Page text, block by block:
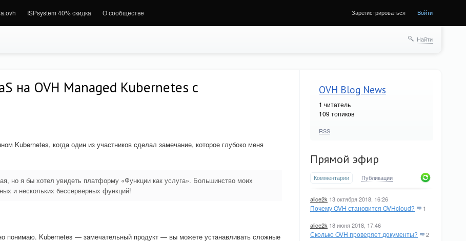
ISPsystem 40% скидка О сообществе Зарегистрироваться Войти
Найти
OVH Blog News
1 читатель
109 топиков
RSS
Прямой эфир
Комментарии Публикации
alice2k 13 октября 2018, 16:26
Почему OVH становится OVHcloud? 1
alice2k 18 июня 2018, 17:46
Сколько OVH проверяет документы? 2
на OVH Managed Kubernetes с
Kubernetes, когда один из участников сделал замечание, которое глубоко меня
но я бы хотел увидеть платформу «Функции как услуга». Большинство моих
и нескольких бессерверных функций!
понимаю. Kubernetes — замечательный продукт — вы можете устанавливать сложные